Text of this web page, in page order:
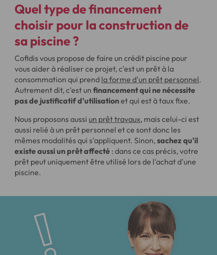
Quel type de financement
choisir pour la construction de
sa piscine ?
Cofidis vous propose de faire un crédit piscine pour
vous aider à réaliser ce projet, c'est un prêt à la
consommation qui prend la forme d'un prêt personnel.
Autrement dit, c'est un financement qui ne nécessite
pas de justificatif d'utilisationet qui est à taux fixe.
Nous proposons aussi un prêt travaux, mais celui-ci est
aussi relié à un prêt personnel et ce sont donc les
mêmes modalités qui s'appliquent. Sinon, sachez qu'il
existe aussi un prêt affecté : dans ce cas précis, votre
prêt peut uniquement être utilisé lors de l'achat d'une
piscine.